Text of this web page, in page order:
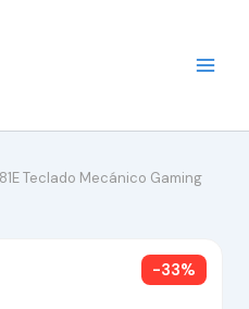
Teclado Mecánico Gaming
-33%